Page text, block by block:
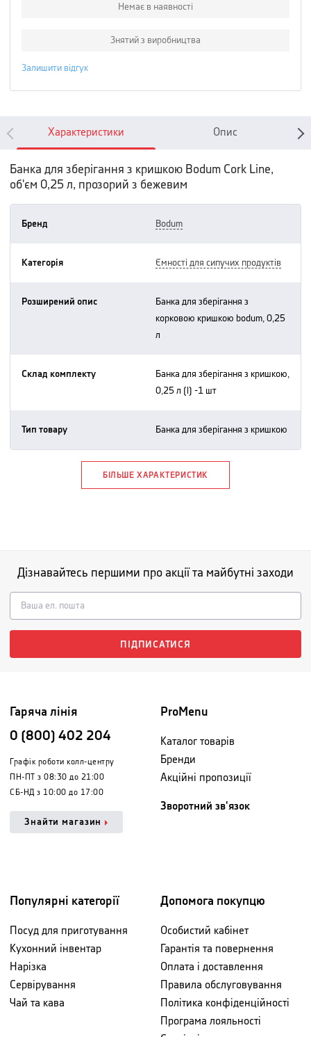
Немає в наявності
Знятий з виробництва
Залишити відгук
Характеристики Опис
Банка для зберігання з кришкою Bodum Cork Line,
об'єм 0,25 л, прозорий з бежевим
Бренд bodum
Категорія ємності для сипучих продуктів
Розширений опис
банка для зберігання з
корковою кришкою bodum, 0,25
л
Склад комплекту
банка для зберігання з кришкою,
0,25 л (l) -1 шт
Тип товару банка для зберігання з кришкою
БІЛЬШЕ ХАРАКТЕРИСТИК
Дізнавайтесь першими про акції та майбутні заходи
ПІДПИСАТИСЯ
Гаряча лінія
0 (800) 402 204
Графік роботи колл-центру
ПН-ПТ з 08:30 до 21:00
СБ-НД з 10:00 до 17:00
Знайти магазин
ProMenu
Каталог товарів
Бренди
Акційні пропозиції
Зворотний зв'язок
Популярні категорії
Посуд для приготування
Кухонний інвентар
Нарізка
Сервірування
Чай та кава
Допомога покупцю
Особистий кабінет
Гарантія та повернення
Оплата і доставлення
Правила обслуговування
Політика конфіденційності
Програма лояльності